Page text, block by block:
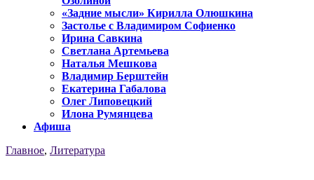
«Задние мысли» Кирилла Олюшкина
Застолье с Владимиром Софиенко
Ирина Савкина
Светлана Артемьева
Наталья Мешкова
Владимир Берштейн
Екатерина Габалова
Олег Липовецкий
Илона Румянцева
Афиша
Главное, Литература